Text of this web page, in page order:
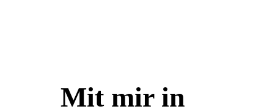
Mit mir in